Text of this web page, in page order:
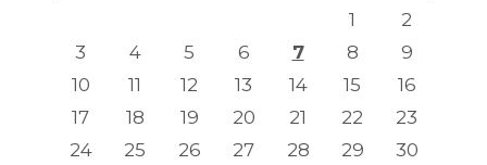
1
2
3
4 5 6 7 8
9
10
11 12 13 14 15
16
17
18 19 20 21 22
23
24
25 26 27 28 29
30